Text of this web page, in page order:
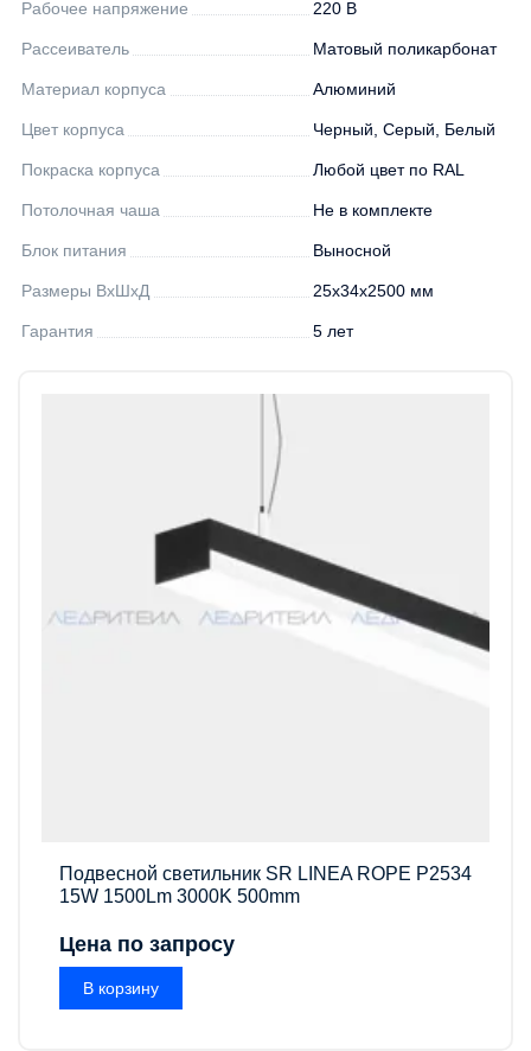
Рабочее напряжение 220 В
Рассеиватель Матовый поликарбонат
Материал корпуса Алюминий
Цвет корпуса Черный, Серый, Белый
Покраска корпуса Любой цвет по RAL
Потолочная чаша Не в комплекте
Блок питания Выносной
Размеры ВхШхД 25х34х2500 мм
Гарантия 5 лет
Подвесной светильник SR LINEA ROPE P2534
15W 1500Lm 3000K 500mm
Цена по запросу
В корзину